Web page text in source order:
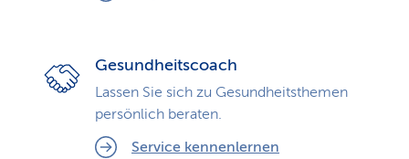
Gesundheitscoach
Lassen Sie sich zu Gesundheits­themen
persönlich beraten.
Service kennenlernen